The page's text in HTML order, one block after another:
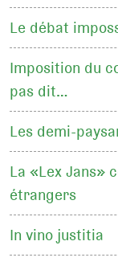
Le débat
Imposition du
pas dit…
Les demi-
La «Lex Jans»
étrangers
In vino justitia